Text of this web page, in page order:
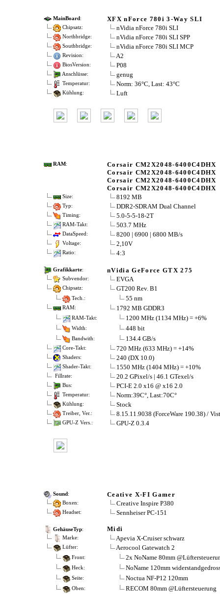
MainBoard: XFX nForce 780i 3-Way SLI
Chipsatz: nVidia nForce 780i SLI
Northbridge: nVidia nForce 780i SLI SPP
Southbridge: nVidia nForce 780i SLI MCP
Revision: A2
BiosVersion: P08
Anschlüsse: genug
Temperatur: Norm: 36°C, Last: 43°C
Kühlung: Luft
RAM:
Corsair CM2X2048-6400C4DHX
Corsair CM2X2048-6400C4DHX
Corsair CM2X2048-6400C4DHX
Corsair CM2X2048-6400C4DHX
Size: 8192 MB
Typ: DDR2-SDRAM Dual Channel
Timing: 5.0-5-5-18-2T
RAM-Takt: 503.7 MHz
DataSpeed: 8200 | 6900 | 6800 MB/s
Voltage: 2,10V
Ratio: 4:3
Grafikkarte: nVidia GeForce GTX 275
Subvendor: EVGA
Chipsatz: GT200 Rev. B1
Tech.: 55 nm
RAM: 1792 MB GDDR3
RAM-Takt: 1200 MHz (1134 MHz) = +6%
Width: 448 bit
Bandwith: 134.4 GB/s
Core-Takt: 720 MHz (633 MHz) = +14%
Shaders: 240 (DX 10.0)
Shader-Takt: 1550 MHz (1404 MHz) = +10%
Fillrate: 20.2 GPixel/s | 46.1 GTexel/s
Bus: PCI-E 2.0 x16 @ x16 2.0
Temperatur: Norm:39C°, Last:70C°
Kühlung: Stock
Treiber, Ver.: 8.15.11.9038 (ForceWare 190.38) /
GPU-Z Vers.: GPU-Z 0.3.4
Sound: Ceative X-FI Gamer
Boxen: Creative Inspire P380
Headset: Sennheiser PC-151
GehäuseTyp: Midi
Marke: Apevia X-Cruiser schwarz
Lüfter: Aerocool Gatewatch 2
Front: 2x NoName 80mm
Heck: NoName 120mm
Seite: Noctua NF-P12 120mm
Oben: RECOM 80mm @Lüftersteuerung